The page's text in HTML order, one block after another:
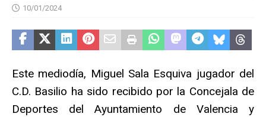
10/01/2024
Este mediodía, Miguel Sala Esquiva jugador del
C.D. Basilio ha sido recibido por la Concejala de
Deportes del Ayuntamiento de Valencia y